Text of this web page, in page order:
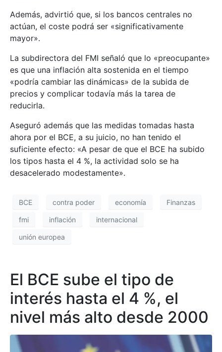
Además, advirtió que, si los bancos centrales no
actúan, el coste podrá ser «significativamente
mayor».
La subdirectora del FMI señaló que lo «preocupante»
es que una inflación alta sostenida en el tiempo
«podría cambiar las dinámicas» de la subida de
precios y complicar todavía más la tarea de
reducirla.
Aseguró además que las medidas tomadas hasta
ahora por el BCE, a su juicio, no han tenido el
suficiente efecto: «A pesar de que el BCE ha subido
los tipos hasta el 4 %, la actividad solo se ha
desacelerado modestamente».
BCE contra poder economía Finanzas
fmi inflación internacional
unión europea
El BCE sube el tipo de
interés hasta el 4 %, el
nivel más alto desde 2000